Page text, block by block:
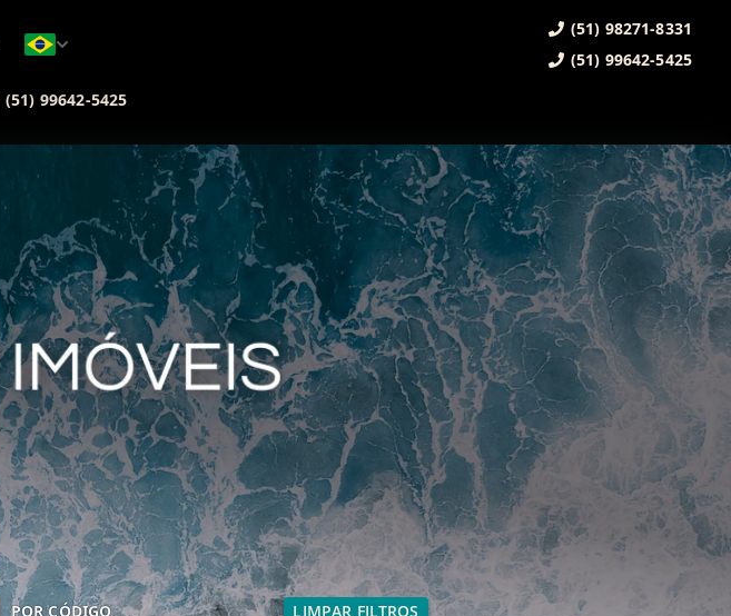
(51) 99642-5425
(51) 98271-8331
(51) 99642-5425
POR CÓDIGO LIMPAR FILTROS